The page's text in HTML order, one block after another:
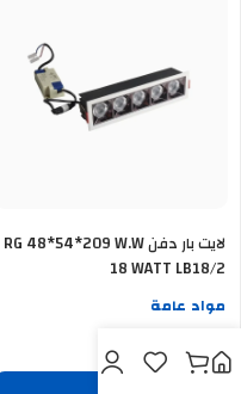
لايت بار دفن RG 48*54*209 W.W
18 WATT LB18/2
مواد عامة
27.750